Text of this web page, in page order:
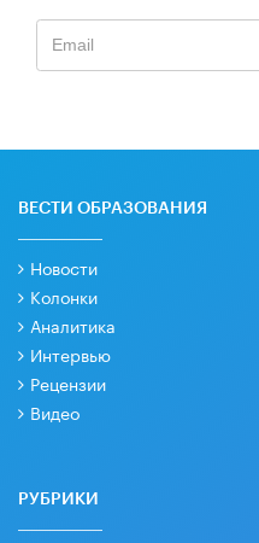
ВЕСТИ ОБРАЗОВАНИЯ
Новости
Колонки
Аналитика
Интервью
Рецензии
Видео
РУБРИКИ